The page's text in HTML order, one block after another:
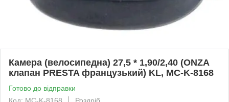
Камера (велосипедна) 27,5 * 1,90/2,40 (ONZA
клапан PRESTA французький) KL, MC-K-8168
Готово до відправки
Код: MC-K-8168
Роздріб